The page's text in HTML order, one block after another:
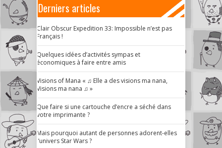
Derniers articles
Clair Obscur Expedition 33: Impossible n’est pas
Français !
Quelques idées d’activités sympas et
économiques à faire entre amis
Visions of Mana « ♫ Elle a des visions ma nana,
Visions ma nana ♫ »
Que faire si une cartouche d’encre a séché dans
votre imprimante ?
Mais pourquoi autant de personnes adorent-elles
l’univers Star Wars ?